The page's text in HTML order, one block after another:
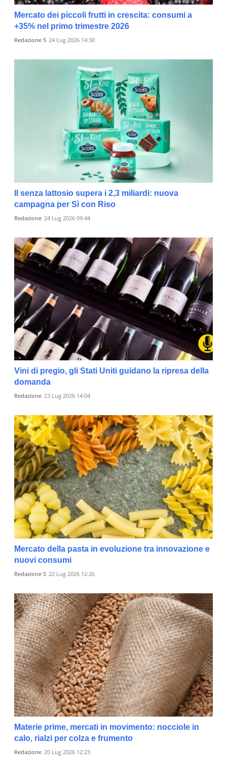
Mercato dei piccoli frutti in crescita: consumi a
+35% nel primo trimestre 2026
Redazione 5 24 Lug 2026 14:30
Il senza lattosio supera i 2,3 miliardi: nuova
campagna per Sì con Riso
Redazione 24 Lug 2026 09:44
Vini di pregio, gli Stati Uniti guidano la ripresa della
domanda
Redazione 23 Lug 2026 14:04
Mercato della pasta in evoluzione tra innovazione e
nuovi consumi
Redazione 5 22 Lug 2026 12:26
Materie prime, mercati in movimento: nocciole in
calo, rialzi per colza e frumento
Redazione 20 Lug 2026 12:23